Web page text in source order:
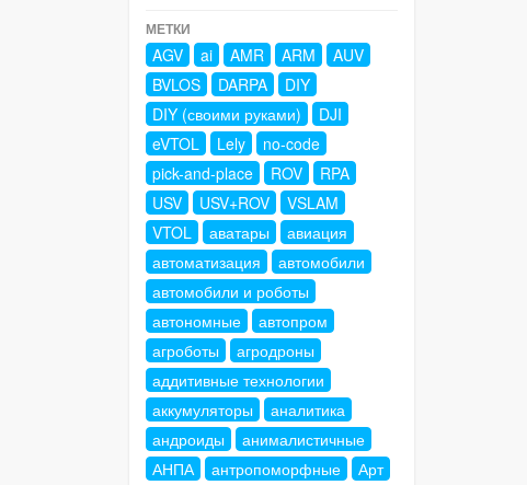
МЕТКИ
AGV ai AMR ARM
AUV
BVLOS
DARPA
DIY
DIY (своими руками)
DJI
eVTOL
Lely
no-code
pick-and-place
ROV
RPA
USV
USV+ROV
VSLAM
VTOL
аватары
авиация
автоматизация
автомобили
автомобили и роботы
автономные
автопром
агроботы
агродроны
аддитивные технологии
аккумуляторы
аналитика
андроиды
анималистичные
АНПА
антропоморфные
Арт